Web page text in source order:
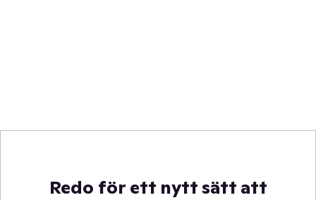
Redo för ett nytt sätt att